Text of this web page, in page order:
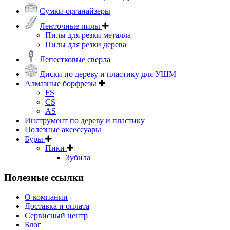
Сумки-органайзеры
Ленточные пилы
Пилы для резки металла
Пилы для резки дерева
Лепестковые сверла
Диски по дереву и пластику для УШМ
Алмазные борфрезы
FS
CS
AS
Инструмент по дереву и пластику
Полезные аксессуары
Буры
Пики
Зубила
Полезные ссылки
О компании
Доставка и оплата
Сервисный центр
Блог